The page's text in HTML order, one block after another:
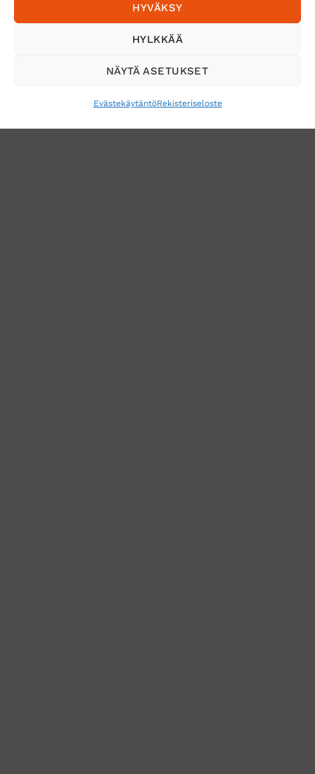
HYVÄKSY
HYLKKÄÄ
NÄYTÄ ASETUKSET
EvästekäytäntöRekisteriseloste
Tilaa uutiskirje ja saat erikoisalennuksia